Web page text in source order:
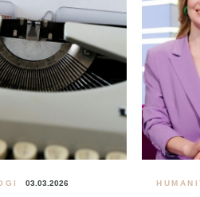
03.03.2026